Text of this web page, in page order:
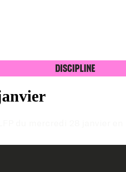
Discipline